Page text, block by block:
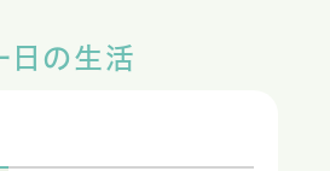
日の生活